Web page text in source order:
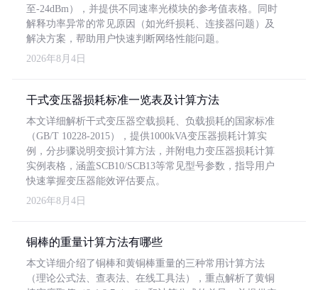
至-24dBm），并提供不同速率光模块的参考值表格。同时
解释功率异常的常见原因（如光纤损耗、连接器问题）及
解决方案，帮助用户快速判断网络性能问题。
2026年8月4日
干式变压器损耗标准一览表及计算方法
本文详细解析干式变压器空载损耗、负载损耗的国家标准
（GB/T 10228-2015），提供1000kVA变压器损耗计算实
例，分步骤说明变损计算方法，并附电力变压器损耗计算
实例表格，涵盖SCB10/SCB13等常见型号参数，指导用户
快速掌握变压器能效评估要点。
2026年8月4日
铜棒的重量计算方法有哪些
本文详细介绍了铜棒和黄铜棒重量的三种常用计算方法
（理论公式法、查表法、在线工具法），重点解析了黄铜